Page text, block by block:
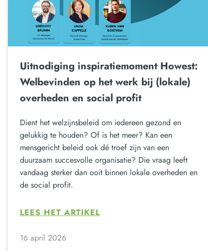
Uitnodiging inspiratiemoment Howest:
Welbevinden op het werk bij (lokale)
overheden en social profit
Dient het welzijnsbeleid om iedereen gezond en
gelukkig te houden? Of is het meer? Kan een
mensgericht beleid ook dé troef zijn van een
duurzaam succesvolle organisatie? Die vraag leeft
vandaag sterker dan ooit binnen lokale overheden en
de social profit.
LEES HET ARTIKEL
16 april 2026